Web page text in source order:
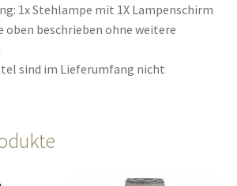
1x Stehlampe mit 1X Lampenschirm
oben beschrieben ohne weitere
sind im Lieferumfang nicht